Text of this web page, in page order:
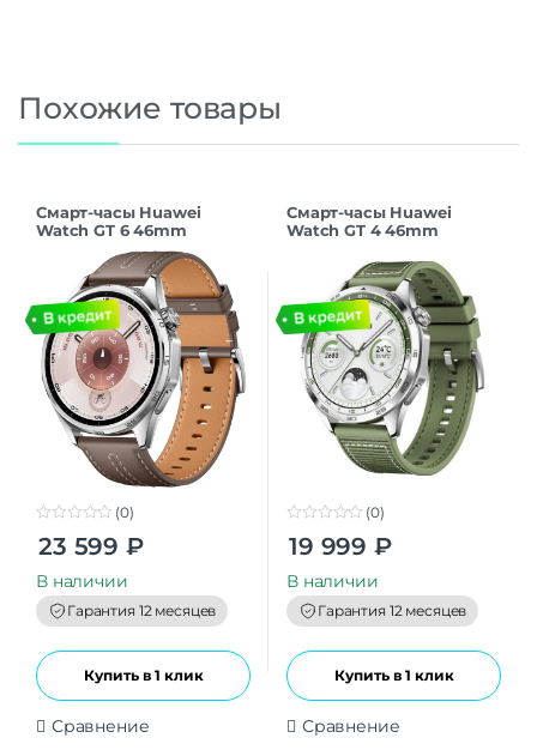
Похожие товары
Смарт-часы Huawei
Watch GT 6 46mm
Grey(55020FWE)
o
t
o
f
5
(0)
23 599 ₽
В наличии
Гарантия 12 месяцев
Купить в 1 клик
Сравнение
Смарт-часы Huawei
Watch GT 4 46mm
t
o
f
5
(0)
19 999 ₽
В наличии
Гарантия 12 месяцев
Купить в 1 клик
Сравнение